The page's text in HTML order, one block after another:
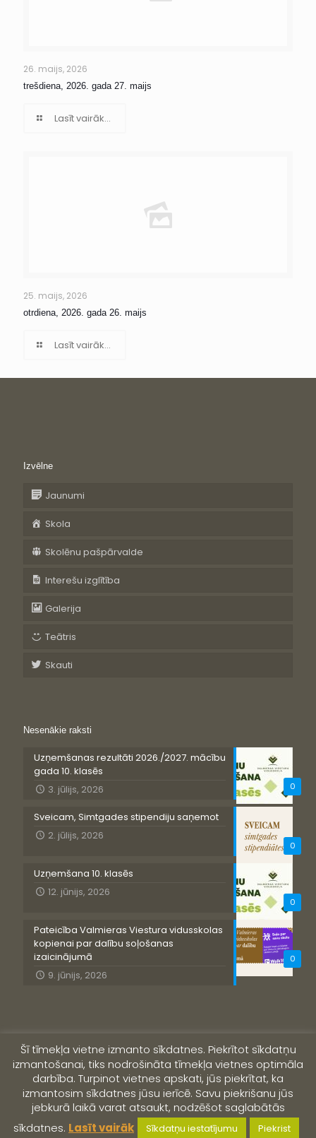
26. maijs, 2026
trešdiena, 2026. gada 27. maijs
Lasīt vairāk...
25. maijs, 2026
otrdiena, 2026. gada 26. maijs
Lasīt vairāk...
Izvēlne
Jaunumi
Skola
Skolēnu pašpārvalde
Interešu izglītība
Galerija
Teātris
Skauti
Nesenākie raksti
0
Uzņemšanas rezultāti 2026./2027. mācību
gada 10. klasēs
3. jūlijs, 2026
0
Sveicam, Simtgades stipendiju saņemot
2. jūlijs, 2026
0
Uzņemšana 10. klasēs
12. jūnijs, 2026
0
Pateicība Valmieras Viestura vidusskolas
kopienai par dalību soļošanas
izaicinājumā
9. jūnijs, 2026
© 2019 Valmieras Viestura vidusskola
Šī tīmekļa vietne izmanto sīkdatnes. Piekrītot sīkdatņu
izmantošanai, tiks nodrošināta tīmekļa vietnes optimāla
darbība. Turpinot vietnes apskati, jūs piekrītat, ka
izmantosim sīkdatnes jūsu ierīcē. Savu piekrišanu jūs
jebkurā laikā varat atsaukt, nodzēšot saglabātās
sīkdatnes. Lasīt vairāk Sīkdatņu iestatījumu Piekrist